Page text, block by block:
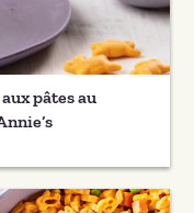
pâtes au